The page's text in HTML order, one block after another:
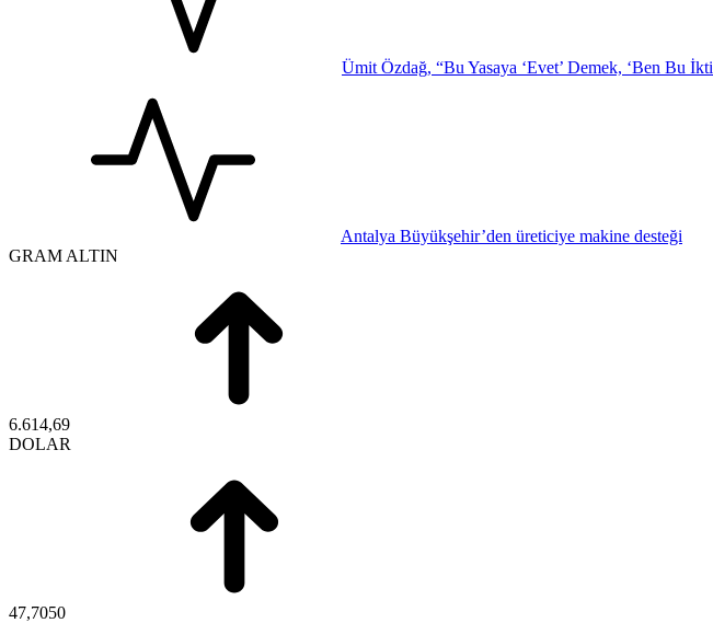
Ümit Özdağ, “Bu Yasaya ‘Evet’ Demek, ‘Ben Bu
Antalya Büyükşehir’den üreticiye makine desteği
GRAM ALTIN
6.614,69
DOLAR
47,7050